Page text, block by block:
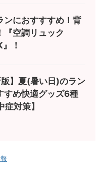
ンにおすすすめ！背
『空調リュック
！
】夏(暑い日)のラン
すめ快適グッズ6種
対策】